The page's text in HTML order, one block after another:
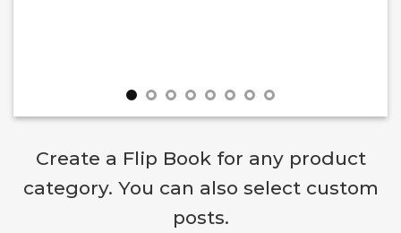
Create a Flip Book for any product
category. You can also select custom
posts.